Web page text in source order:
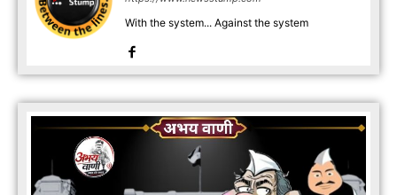
With the system... Against the system